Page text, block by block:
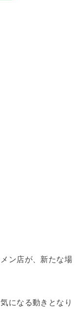
ン店が、新たな場
になる動きとなり